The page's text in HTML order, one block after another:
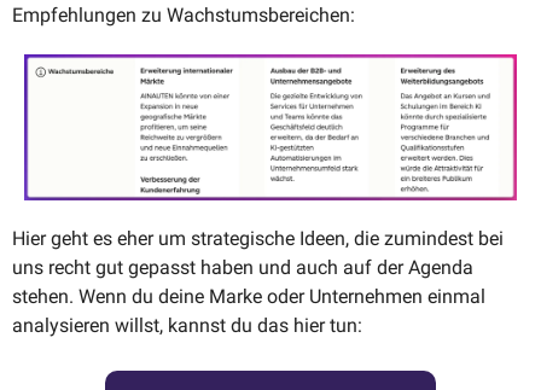
Empfehlungen zu Wachstumsbereichen:
Hier geht es eher um strategische Ideen, die zumindest bei
uns recht gut gepasst haben und auch auf der Agenda
stehen. Wenn du deine Marke oder Unternehmen einmal
analysieren willst, kannst du das hier tun: